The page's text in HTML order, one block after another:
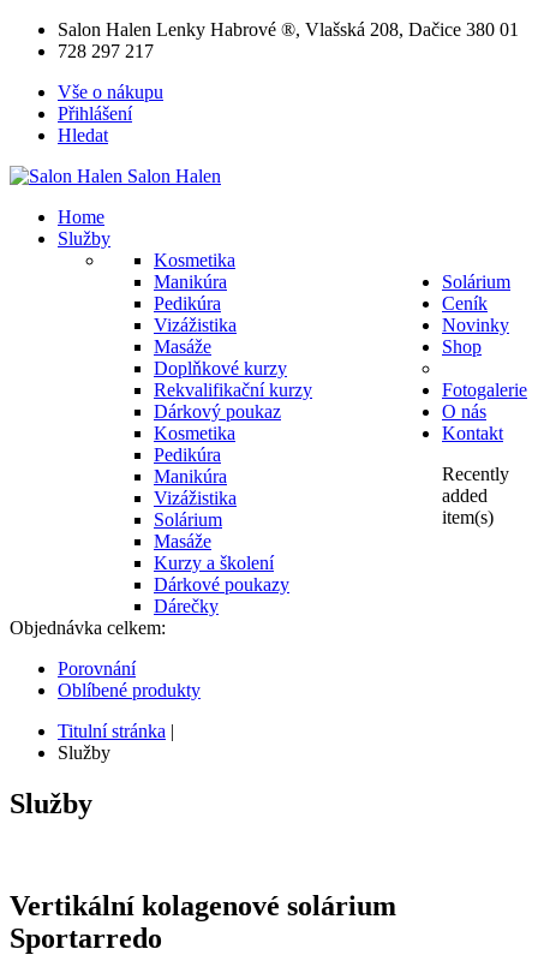
Salon Halen Lenky Habrové ®, Vlašská 208, Dačice 380 01
728 297 217
Vše o nákupu
Přihlášení
Hledat
Salon Halen
Home
Služby
Kosmetika
Manikúra
Pedikúra
Vizážistika
Masáže
Doplňkové kurzy
Rekvalifikační kurzy
Dárkový poukaz
Solárium
Ceník
Novinky
Shop
Kosmetika
Pedikúra
Manikúra
Vizážistika
Solárium
Masáže
Kurzy a školení
Dárkové poukazy
Dárečky
Fotogalerie
O nás
Kontakt
Recently
added
item(s)
Objednávka celkem:
Porovnání
Oblíbené produkty
Titulní stránka |
Služby
Služby
Vertikální kolagenové solárium
Sportarredo